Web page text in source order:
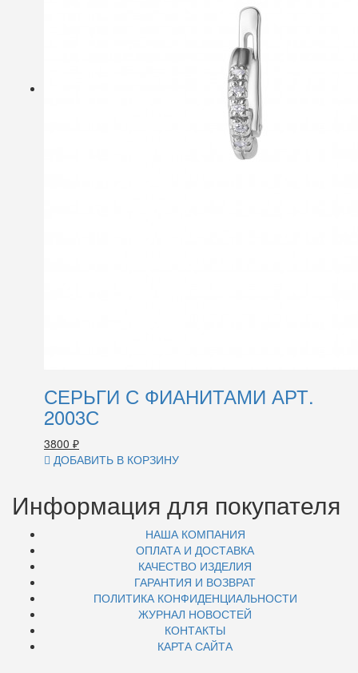
СЕРЬГИ С ФИАНИТАМИ АРТ.
2003С
3800 ₽
ДОБАВИТЬ В КОРЗИНУ
Информация для покупателя
НАША КОМПАНИЯ
ОПЛАТА И ДОСТАВКА
КАЧЕСТВО ИЗДЕЛИЯ
ГАРАНТИЯ И ВОЗВРАТ
ПОЛИТИКА КОНФИДЕНЦИАЛЬНОСТИ
ЖУРНАЛ НОВОСТЕЙ
КОНТАКТЫ
КАРТА САЙТА